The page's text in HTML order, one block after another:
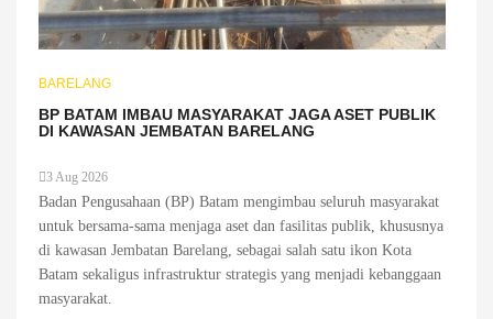
BARELANG
BP BATAM IMBAU MASYARAKAT JAGA ASET PUBLIK
DI KAWASAN JEMBATAN BARELANG
3 Aug 2026
Badan Pengusahaan (BP) Batam mengimbau seluruh masyarakat
untuk bersama-sama menjaga aset dan fasilitas publik, khususnya
di kawasan Jembatan Barelang, sebagai salah satu ikon Kota
Batam sekaligus infrastruktur strategis yang menjadi kebanggaan
masyarakat.